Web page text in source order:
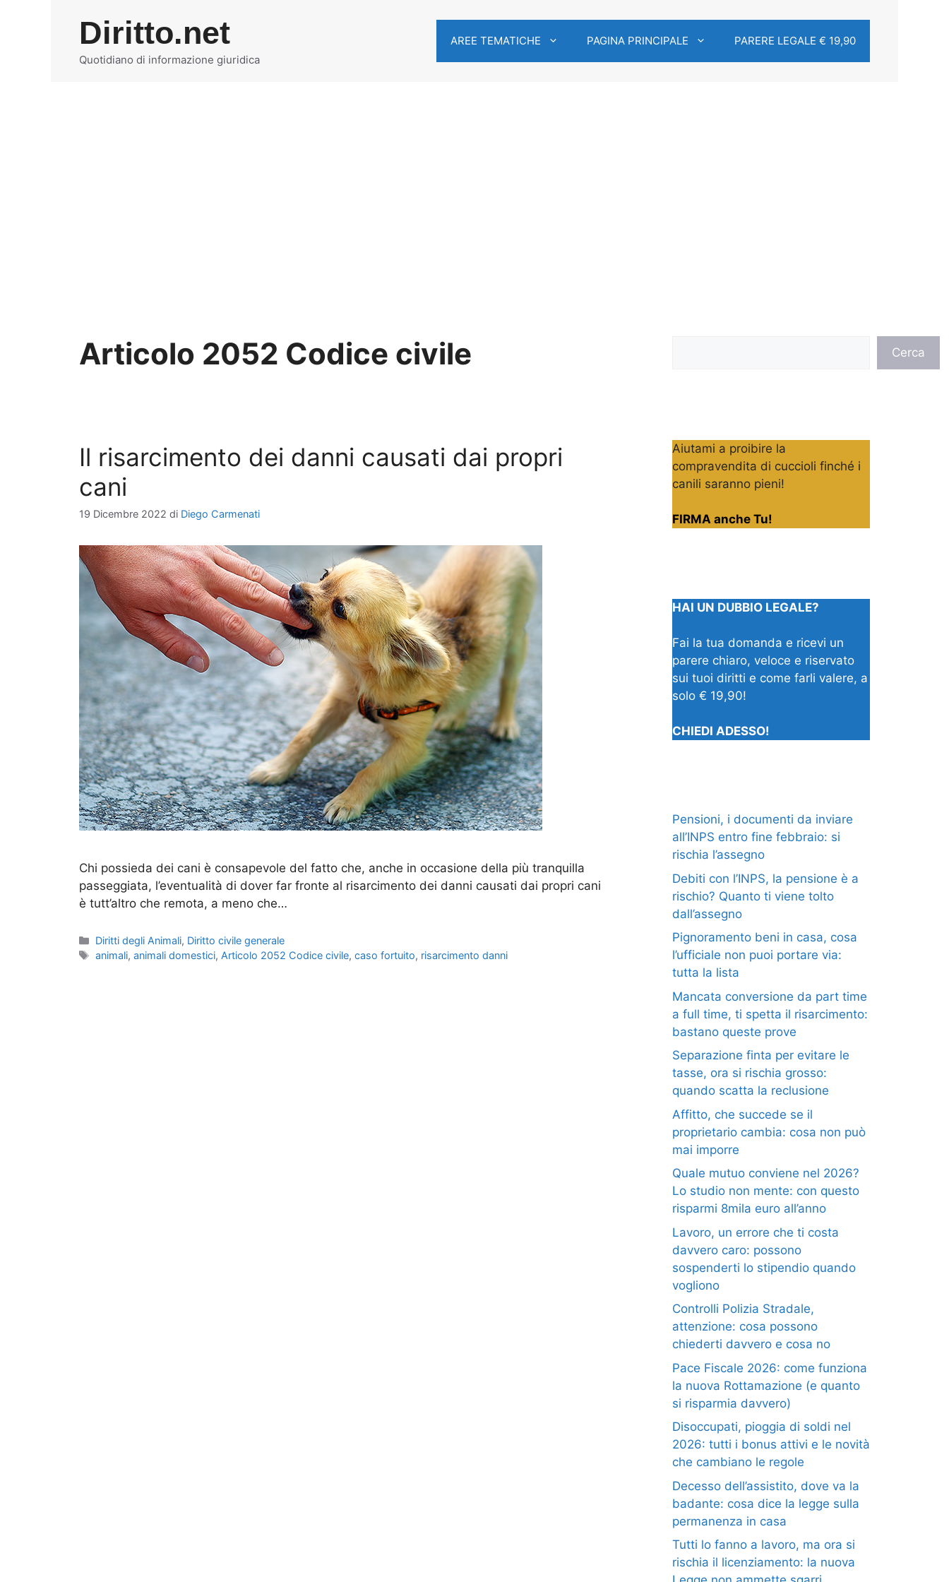
Diritto.net
Quotidiano di informazione giuridica
AREE TEMATICHE PAGINA PRINCIPALE PARERE LEGALE € 19,90
Articolo 2052 Codice civile
Il risarcimento dei danni causati dai propri
cani
19 Dicembre 2022 di Diego Carmenati
Chi possieda dei cani è consapevole del fatto che, anche in occasione della più tranquilla
passeggiata, l’eventualità di dover far fronte al risarcimento dei danni causati dai propri cani
è tutt’altro che remota, a meno che…
Categorie
Diritti degli Animali, Diritto civile generale
Tag
animali,animali domestici, Articolo 2052 Codice civile,caso fortuito, risarcimento danni
Cerca
Aiutami a proibire la
compravendita di cuccioli finché i
canili saranno pieni!
FIRMA anche Tu!
HAI UN DUBBIO LEGALE?
Fai la tua domanda e ricevi un
parere chiaro, veloce e riservato
sui tuoi diritti e come farli valere, a
solo € 19,90!
CHIEDI ADESSO!
Pensioni, i documenti da inviare
all’INPS entro fine febbraio: si
rischia l’assegno
Debiti con l’INPS, la pensione è a
rischio? Quanto ti viene tolto
dall’assegno
Pignoramento beni in casa, cosa
l’ufficiale non puoi portare via:
tutta la lista
Mancata conversione da part time
a full time, ti spetta il risarcimento:
bastano queste prove
Separazione finta per evitare le
tasse, ora si rischia grosso:
quando scatta la reclusione
Affitto, che succede se il
proprietario cambia: cosa non può
mai imporre
Quale mutuo conviene nel 2026?
Lo studio non mente: con questo
risparmi 8mila euro all’anno
Lavoro, un errore che ti costa
davvero caro: possono
sospenderti lo stipendio quando
vogliono
Controlli Polizia Stradale,
attenzione: cosa possono
chiederti davvero e cosa no
Pace Fiscale 2026: come funziona
la nuova Rottamazione (e quanto
si risparmia davvero)
Disoccupati, pioggia di soldi nel
2026: tutti i bonus attivi e le novità
che cambiano le regole
Decesso dell’assistito, dove va la
badante: cosa dice la legge sulla
permanenza in casa
Tutti lo fanno a lavoro, ma ora si
rischia il licenziamento: la nuova